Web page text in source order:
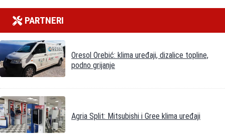
PARTNERI
Oresol Orebić: klima uređaji, dizalice topline,
podno grijanje
Agria Split: Mitsubishi i Gree klima uređaji